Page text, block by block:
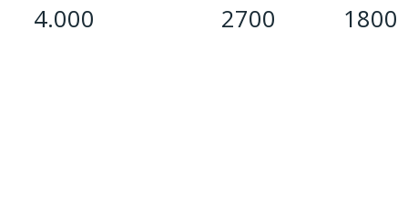
4.000
2700 1800